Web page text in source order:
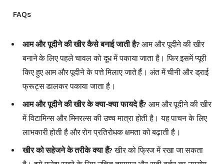
FAQs
आम और पूदीने की खीर कैसे बनाई जाती है? आम और पूदीने की खीर
बनाने के लिए पहले चावल को दूध में पकाया जाता है। फिर इसमें प्यूरी
किए हुए आम और पूदीने के पत्ते मिलाए जाते हैं। अंत में चीनी और ड्राई
फ्रूट्स डालकर पकाया जाता है।
आम और पूदीने की खीर के क्या-क्या फायदे हैं? आम और पूदीने की खीर
में विटामिन्स और मिनरल्स की उच्च मात्रा होती है। यह पाचन के लिए
लाभकारी होती है और रोग प्रतिरोधक क्षमता को बढ़ाती है।
खीर को सहेजने के तरीके क्या हैं? खीर को फ्रिज में रखा जा सकता